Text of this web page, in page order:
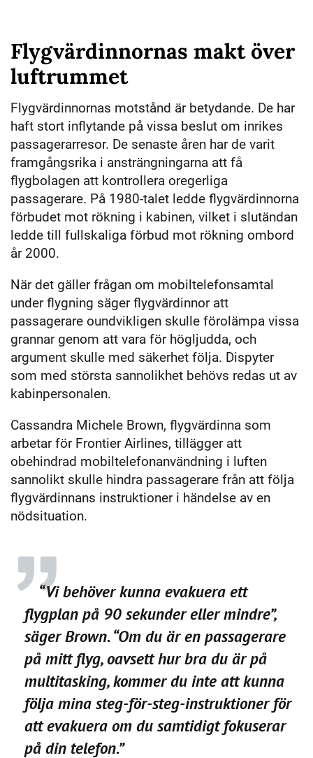
Flygvärdinnornas makt över
luftrummet
Flygvärdinnornas motstånd är betydande. De har
haft stort inflytande på vissa beslut om inrikes
passagerarresor. De senaste åren har de varit
framgångsrika i ansträngningarna att få
flygbolagen att kontrollera oregerliga
passagerare. På 1980-talet ledde flygvärdinnorna
förbudet mot rökning i kabinen, vilket i slutändan
ledde till fullskaliga förbud mot rökning ombord
år 2000.
När det gäller frågan om mobiltelefonsamtal
under flygning säger flygvärdinnor att
passagerare oundvikligen skulle förolämpa vissa
grannar genom att vara för högljudda, och
argument skulle med säkerhet följa. Dispyter
som med största sannolikhet behövs redas ut av
kabinpersonalen.
Cassandra Michele Brown, flygvärdinna som
arbetar för Frontier Airlines, tillägger att
obehindrad mobiltelefonanvändning i luften
sannolikt skulle hindra passagerare från att följa
flygvärdinnans instruktioner i händelse av en
nödsituation.
“Vi behöver kunna evakuera ett
flygplan på 90 sekunder eller mindre”,
säger Brown. “Om du är en passagerare
på mitt flyg, oavsett hur bra du är på
multitasking, kommer du inte att kunna
följa mina steg-för-steg-instruktioner för
att evakuera om du samtidigt fokuserar
på din telefon.”